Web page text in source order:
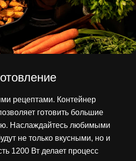
рецептами. Контейнер
готовить большие
Наслаждайтесь любимыми
не только вкусными, но и
1200 Вт делает процесс